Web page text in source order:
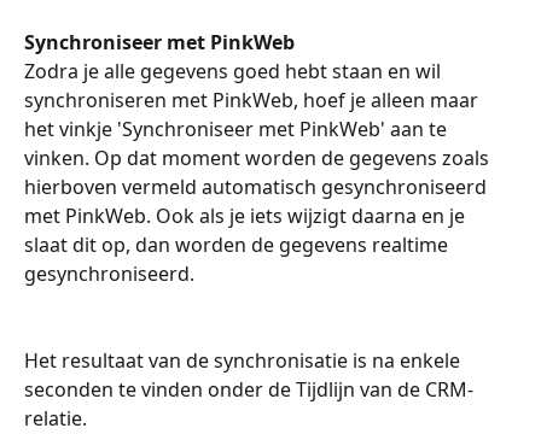
Synchroniseer met PinkWeb
Zodra je alle gegevens goed hebt staan en wil
synchroniseren met PinkWeb, hoef je alleen maar
het vinkje 'Synchroniseer met PinkWeb' aan te
vinken. Op dat moment worden de gegevens zoals
hierboven vermeld automatisch gesynchroniseerd
met PinkWeb. Ook als je iets wijzigt daarna en je
slaat dit op, dan worden de gegevens realtime
gesynchroniseerd.
Het resultaat van de synchronisatie is na enkele
seconden te vinden onder de Tijdlijn van de CRM-
relatie.